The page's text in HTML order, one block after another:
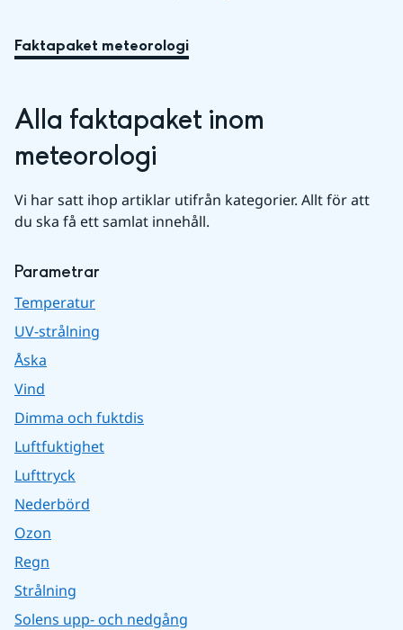
Faktapaket meteorologi
Alla faktapaket inom
meteorologi
Vi har satt ihop artiklar utifrån kategorier. Allt för att
du ska få ett samlat innehåll.
Parametrar
Temperatur
UV-strålning
Åska
Vind
Dimma och fuktdis
Luftfuktighet
Lufttryck
Nederbörd
Ozon
Regn
Strålning
Solens upp- och nedgång